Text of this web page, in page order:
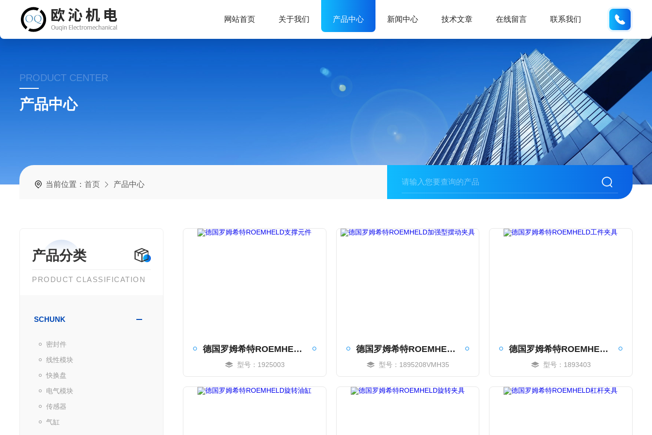
网站首页 关于我们 产品中心 新闻中心 技术文章 在线留言 联系我们
PRODUCT CENTER
产品中心
当前位置：首页 产品中心
产品分类
PRODUCT CLASSIFICATION
SCHUNK
密封件
线性模块
快换盘
电气模块
传感器
气缸
德国罗姆希特ROEMHELD支撑元件
型号：1925003
德国罗姆希特ROEMHELD加强型摆动夹具
型号：1895208VMH35
德国罗姆希特ROEMHELD工件夹具
型号：1893403